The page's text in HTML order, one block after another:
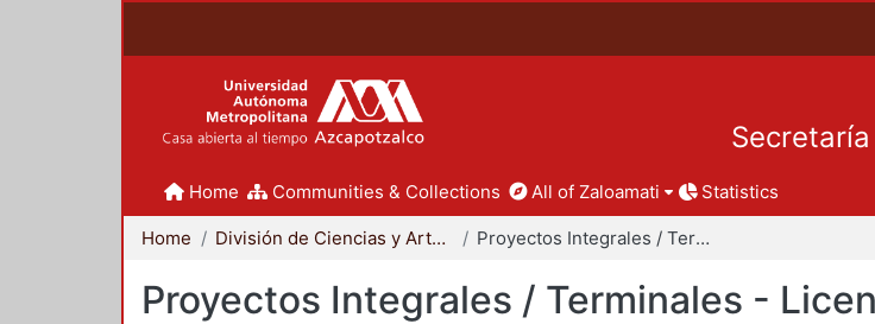
Home Communities & Collections All of Zaloamati Statistics
Home División de Ciencias y Artes para el Diseño Proyectos Integrales / Terminales - Licenciatura
Proyectos Integrales / Terminales -